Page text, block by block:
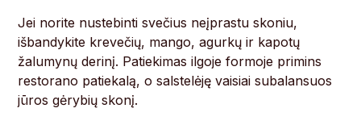
Jei norite nustebinti svečius neįprastu skoniu,
išbandykite krevečių, mango, agurkų ir kapotų
žalumynų derinį. Patiekimas ilgoje formoje primins
restorano patiekalą, o salstelėję vaisiai subalansuos
jūros gėrybių skonį.